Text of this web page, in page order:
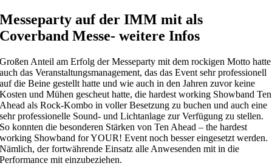
Messeparty auf der IMM mit als
Coverband Messe- weitere Infos
Großen Anteil am Erfolg der Messeparty mit dem rockigen Motto hatte
auch das Veranstaltungsmanagement, das das Event sehr professionell
auf die Beine gestellt hatte und wie auch in den Jahren zuvor keine
Kosten und Mühen gescheut hatte, die hardest working Showband Ten
Ahead als Rock-Kombo in voller Besetzung zu buchen und auch eine
sehr professionelle Sound- und Lichtanlage zur Verfügung zu stellen.
So konnten die besonderen Stärken von Ten Ahead – the hardest
working Showband for YOUR! Event noch besser eingesetzt werden.
Nämlich, der fortwährende Einsatz alle Anwesenden mit in die
Performance mit einzubeziehen.